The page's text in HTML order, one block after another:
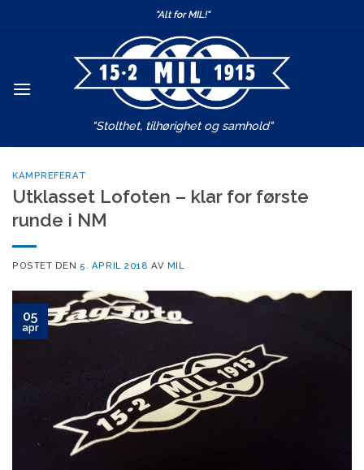
"Alt for MIL!"
"Stolthet, tilhørighet og samhold"
KAMPREFERAT
Utklasset Lofoten – klar for første
runde i NM
POSTET DEN 5. APRIL 2018 AV MIL
05
apr